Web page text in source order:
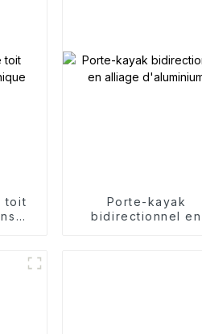
toit
Porte-kayak
bidirectionnel en